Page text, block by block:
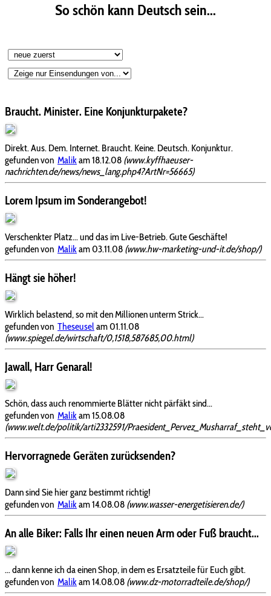
So schön kann Deutsch sein...
Braucht. Minister. Eine Konjunkturpakete?
Direkt. Aus. Dem. Internet. Braucht. Keine. Deutsch. Konjunktur.
gefunden von Malikam 18.12.08 (www.kyffhaeuser-
nachrichten.de/news/news_lang.php4?ArtNr=56665)
Lorem Ipsum im Sonderangebot!
Verschenkter Platz... und das im Live-Betrieb. Gute Geschäfte!
gefunden von Malikam 03.11.08 (www.hw-marketing-und-it.de/shop/)
Hängt sie höher!
Wirklich belastend, so mit den Millionen unterm Strick...
gefunden von Theseuselam 01.11.08
(www.spiegel.de/wirtschaft/0,1518,587685,00.html)
Jawall, Harr Genaral!
Schön, dass auch renommierte Blätter nicht pärfäkt sind...
gefunden von Malikam 15.08.08
(www.welt.de/politik/arti2332591/
Hervorragnede Geräten zurücksenden?
Dann sind Sie hier ganz bestimmt richtig!
gefunden von Malikam 14.08.08 (www.wasser-energetisieren.de/)
An alle Biker: Falls Ihr einen neuen Arm oder Fuß braucht...
... dann kenne ich da einen Shop, in dem es Ersatzteile für Euch gibt.
gefunden von Malikam 14.08.08 (www.dz-motorradteile.de/shop/)